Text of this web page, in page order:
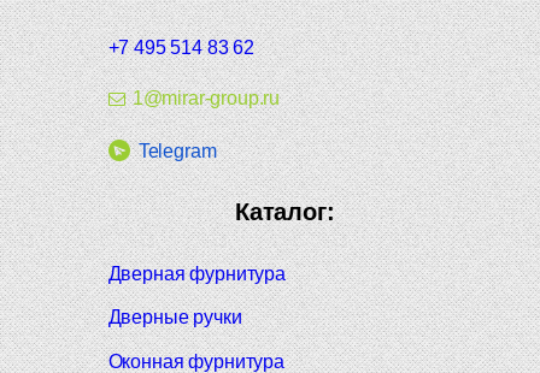
+7 495 514 83 62
1@mirar-group.ru
Telegram
Каталог:
Дверная фурнитура
Дверные ручки
Оконная фурнитура